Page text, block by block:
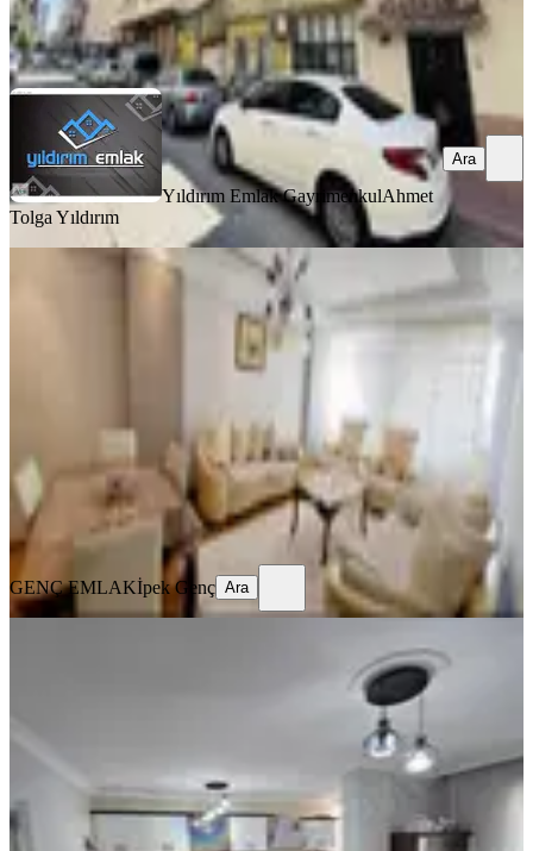
Yıldırım Emlak GayrimenkulAhmet Tolga Yıldırım
Ara
Yıldırım Emlak GayrimenkulAhmet
Tolga Yıldırım
Ara
BALKONLU
Genç Emlak'tan Nusratiye'de Satılık
Full Yapılı 3+1
Akdeniz, Nusratiye Mahallesi
3.200.000 ₺
GENÇ EMLAK İpek Genç
Ara
GENÇ EMLAKİpek Genç Ara
Gnd'den Mesudiye Mahellesinde
Satılık İçi Yapılı 3+1 Daire
· 06.08.2026
2.650.000 ₺